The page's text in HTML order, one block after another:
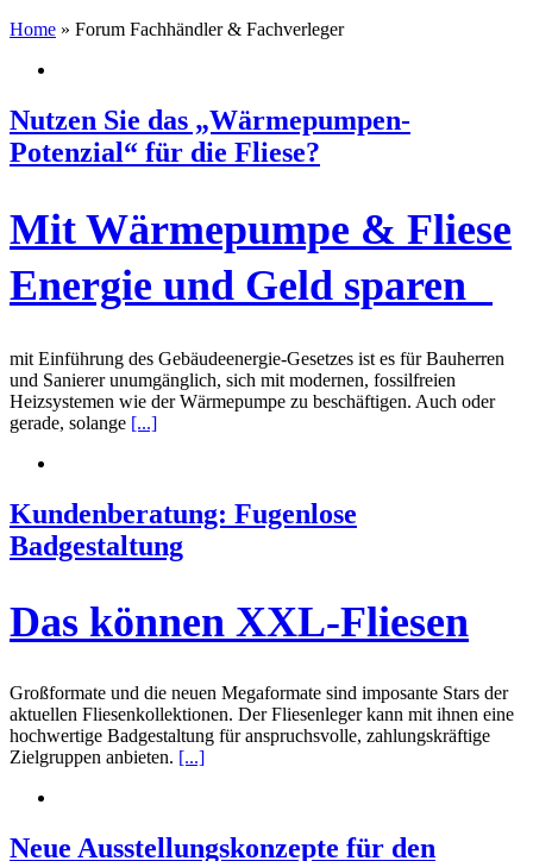
Home » Forum Fachhändler & Fachverleger
Nutzen Sie das „Wärmepumpen-
Potenzial“ für die Fliese?
Mit Wärmepumpe & Fliese
Energie und Geld sparen
mit Einführung des Gebäudeenergie-Gesetzes ist es für Bauherren
und Sanierer unumgänglich, sich mit modernen, fossilfreien
Heizsystemen wie der Wärmepumpe zu beschäftigen. Auch oder
gerade, solange [...]
Kundenberatung: Fugenlose
Badgestaltung
Das können XXL-Fliesen
Großformate und die neuen Megaformate sind imposante Stars der
aktuellen Fliesenkollektionen. Der Fliesenleger kann mit ihnen eine
hochwertige Badgestaltung für anspruchsvolle, zahlungskräftige
Zielgruppen anbieten. [...]
Neue Ausstellungskonzepte für den